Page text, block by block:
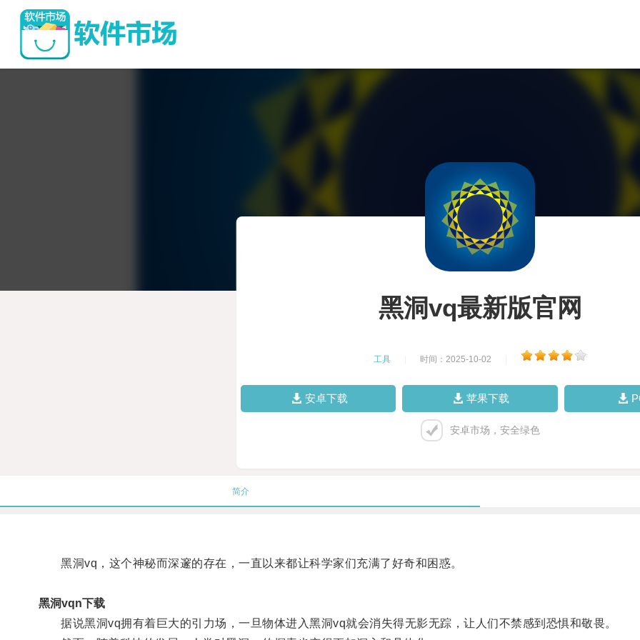
黑洞vq最新版官网
工具 时间：2025-10-02
安卓下载 苹果下载
安卓市场，安全绿色
简介
黑洞vq，这个神秘而深邃的存在，一直以来都让科学家们充满了好奇和困惑。
黑洞vqn下载
据说黑洞vq拥有着巨大的引力场，一旦物体进入黑洞vq就会消失得无影无踪，让人们不禁感到恐惧和敬畏。